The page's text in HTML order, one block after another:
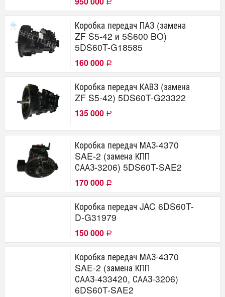
Р
Коробка передач ПАЗ (замена
ZF S5-42 и 5S600 BO)
5DS60T-G18585
160 000 Р
Коробка передач КАВЗ (замена
ZF S5-42) 5DS60T-G23322
135 000 Р
Коробка передач МАЗ-4370
SAE-2 (замена КПП
СААЗ-3206) 5DS60T-SAE2
170 000 Р
Коробка передач JAC 6DS60T-
D-G31979
150 000 Р
Коробка передач МАЗ-4370
SAE-2 (замена КПП
СААЗ-433420, СААЗ-3206)
6DS60T-SAE2